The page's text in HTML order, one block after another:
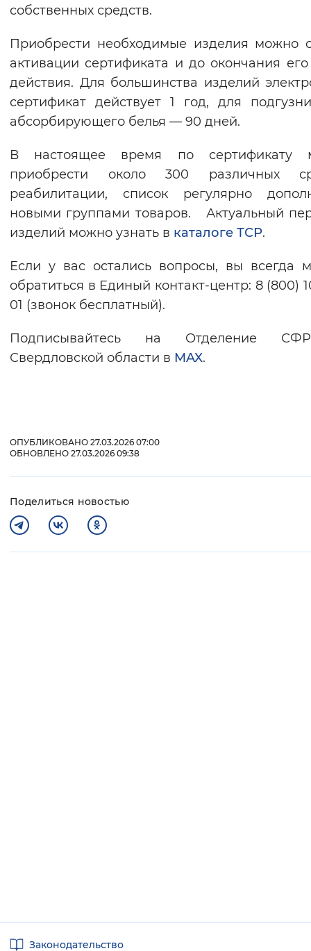
собственных средств.
Приобрести необходимые изделия можно
активации сертификата и до окончания
действия. Для большинства изделий
сертификат действует 1 год, для
абсорбирующего белья — 90 дней.
В настоящее время по сертификату
приобрести около 300 различных
реабилитации, список регулярно
новыми группами товаров. Актуальный
изделий можно узнать в каталоге ТСР.
Если у вас остались вопросы, вы всегда
обратиться в Единый контакт-центр: 8 (800)
01 (звонок бесплатный).
Подписывайтесь на Отделение
Свердловской области в MAX.
ОПУБЛИКОВАНО 27.03.2026 07:00
ОБНОВЛЕНО 27.03.2026 09:38
Поделиться новостью
Законодательство